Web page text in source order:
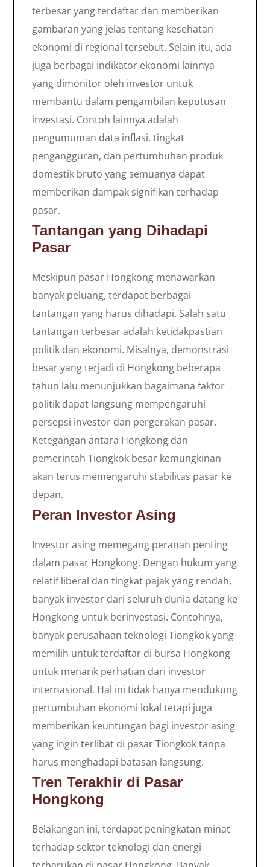
terbesar yang terdaftar dan memberikan
gambaran yang jelas tentang kesehatan
ekonomi di regional tersebut. Selain itu, ada
juga berbagai indikator ekonomi lainnya
yang dimonitor oleh investor untuk
membantu dalam pengambilan keputusan
investasi. Contoh lainnya adalah
pengumuman data inflasi, tingkat
pengangguran, dan pertumbuhan produk
domestik bruto yang semuanya dapat
memberikan dampak signifikan terhadap
pasar.
Tantangan yang Dihadapi
Pasar
Meskipun pasar Hongkong menawarkan
banyak peluang, terdapat berbagai
tantangan yang harus dihadapi. Salah satu
tantangan terbesar adalah ketidakpastian
politik dan ekonomi. Misalnya, demonstrasi
besar yang terjadi di Hongkong beberapa
tahun lalu menunjukkan bagaimana faktor
politik dapat langsung mempengaruhi
persepsi investor dan pergerakan pasar.
Ketegangan antara Hongkong dan
pemerintah Tiongkok besar kemungkinan
akan terus memengaruhi stabilitas pasar ke
depan.
Peran Investor Asing
Investor asing memegang peranan penting
dalam pasar Hongkong. Dengan hukum yang
relatif liberal dan tingkat pajak yang rendah,
banyak investor dari seluruh dunia datang ke
Hongkong untuk berinvestasi. Contohnya,
banyak perusahaan teknologi Tiongkok yang
memilih untuk terdaftar di bursa Hongkong
untuk menarik perhatian dari investor
internasional. Hal ini tidak hanya mendukung
pertumbuhan ekonomi lokal tetapi juga
memberikan keuntungan bagi investor asing
yang ingin terlibat di pasar Tiongkok tanpa
harus menghadapi batasan langsung.
Tren Terakhir di Pasar
Hongkong
Belakangan ini, terdapat peningkatan minat
terhadap sektor teknologi dan energi